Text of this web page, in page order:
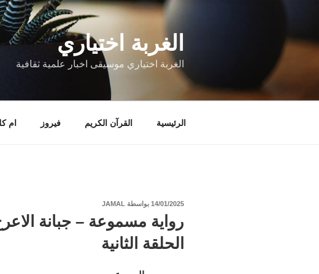
المحتوى
الغربة اختياري
الغربة اختياري موسيقى اخبار علمية ثقافية
الرئيسية القرآن الكريم فيروز ام
نُشر
14/01/2025 بواسطة JAMAL
رواية مسموعة – جبانة
الحلقة الثانية